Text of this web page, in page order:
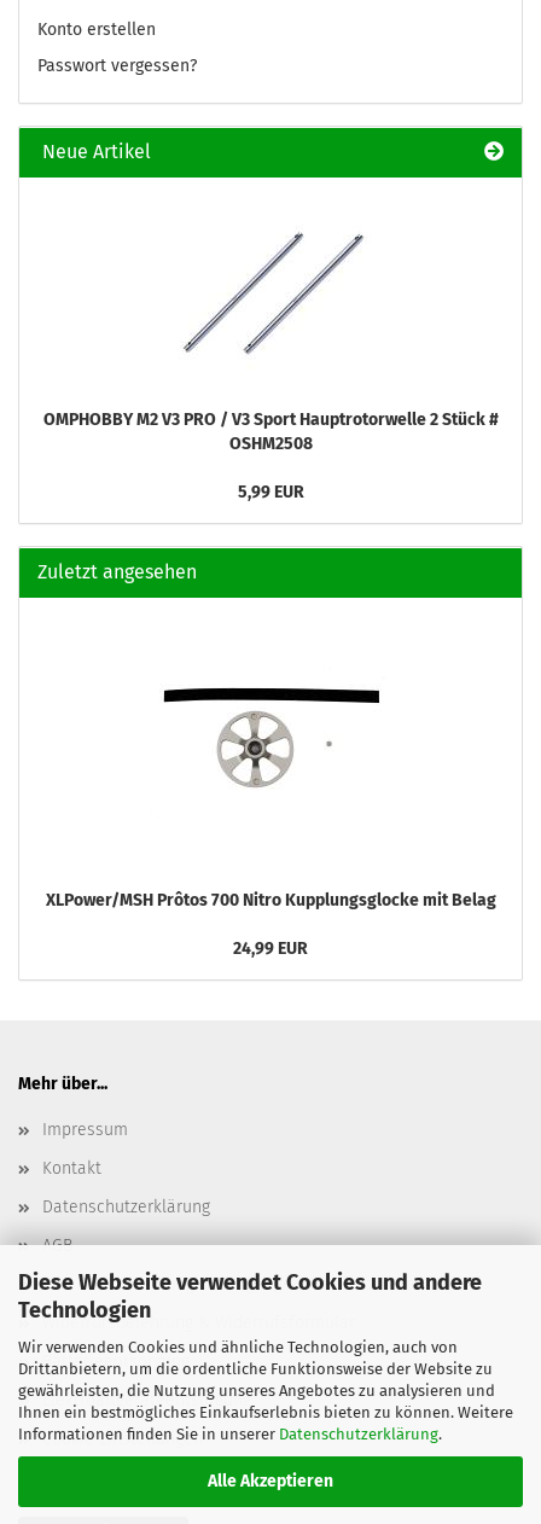
Diese Webseite verwendet Cookies und andere
Technologien
Wir verwenden Cookies und ähnliche Technologien, auch von
Drittanbietern, um die ordentliche Funktionsweise der Website zu
gewährleisten, die Nutzung unseres Angebotes zu analysieren und
Ihnen ein bestmögliches Einkaufserlebnis bieten zu können. Weitere
Informationen finden Sie in unserer Datenschutzerklärung.
Alle Akzeptieren
Konto erstellen
Passwort vergessen?
Neue Artikel
OMPHOBBY M2 V3 PRO / V3 Sport Hauptrotorwelle 2 Stück #
OSHM2508
5,99 EUR
Zuletzt angesehen
XLPower/MSH Prôtos 700 Nitro Kupplungsglocke mit Belag
24,99 EUR
Mehr über...
Impressum
Kontakt
Datenschutzerklärung
AGB
Versand- & Zahlungsbedingungen, Versandkosten
Widerrufsbelehrung & Widerrufsformular
Batterieentsorgung
Elektroaltgeräteentsorgung
Cookie Einstellungen